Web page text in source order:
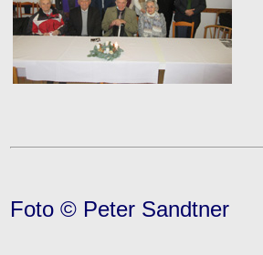
Foto © Peter Sandtner